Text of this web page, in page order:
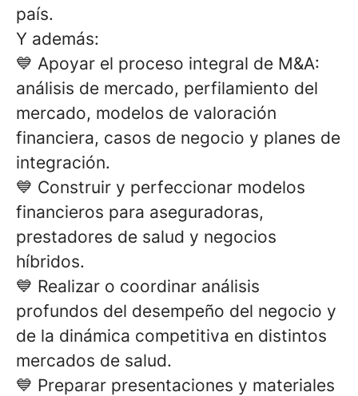
país.
Y además:
💙 Apoyar el proceso integral de M&A:
análisis de mercado, perfilamiento del
mercado, modelos de valoración
financiera, casos de negocio y planes de
integración.
💙 Construir y perfeccionar modelos
financieros para aseguradoras,
prestadores de salud y negocios
híbridos.
💙 Realizar o coordinar análisis
profundos del desempeño del negocio y
de la dinámica competitiva en distintos
mercados de salud.
💙 Preparar presentaciones y materiales